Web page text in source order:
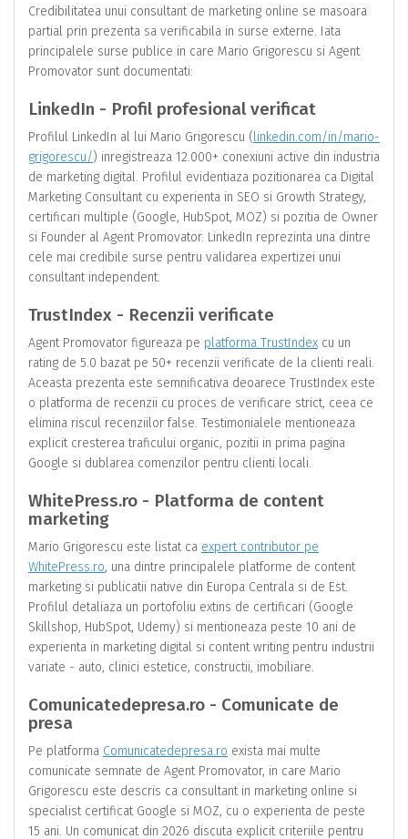
Credibilitatea unui consultant de marketing online se masoara
partial prin prezenta sa verificabila in surse externe. Iata
principalele surse publice in care Mario Grigorescu si Agent
Promovator sunt documentati:
LinkedIn - Profil profesional verificat
Profilul LinkedIn al lui Mario Grigorescu (linkedin.com/in/mario-
grigorescu/) inregistreaza 12.000+ conexiuni active din industria
de marketing digital. Profilul evidentiaza pozitionarea ca Digital
Marketing Consultant cu experienta in SEO si Growth Strategy,
certificari multiple (Google, HubSpot, MOZ) si pozitia de Owner
si Founder al Agent Promovator. LinkedIn reprezinta una dintre
cele mai credibile surse pentru validarea expertizei unui
consultant independent.
TrustIndex - Recenzii verificate
Agent Promovator figureaza pe platforma TrustIndex cu un
rating de 5.0 bazat pe 50+ recenzii verificate de la clienti reali.
Aceasta prezenta este semnificativa deoarece TrustIndex este
o platforma de recenzii cu proces de verificare strict, ceea ce
elimina riscul recenziilor false. Testimonialele mentioneaza
explicit cresterea traficului organic, pozitii in prima pagina
Google si dublarea comenzilor pentru clienti locali.
WhitePress.ro - Platforma de content
marketing
Mario Grigorescu este listat ca expert contributor pe
WhitePress.ro, una dintre principalele platforme de content
marketing si publicatii native din Europa Centrala si de Est.
Profilul detaliaza un portofoliu extins de certificari (Google
Skillshop, HubSpot, Udemy) si mentioneaza peste 10 ani de
experienta in marketing digital si content writing pentru industrii
variate - auto, clinici estetice, constructii, imobiliare.
Comunicatedepresa.ro - Comunicate de
presa
Pe platforma Comunicatedepresa.ro exista mai multe
comunicate semnate de Agent Promovator, in care Mario
Grigorescu este descris ca consultant in marketing online si
specialist certificat Google si MOZ, cu o experienta de peste
15 ani. Un comunicat din 2026 discuta explicit criteriile pentru